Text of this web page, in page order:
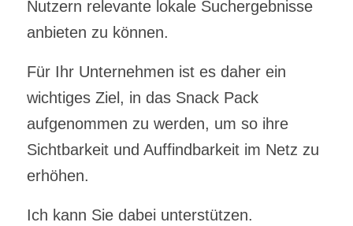
Nutzern relevante lokale Suchergebnisse
anbieten zu können.
Für Ihr Unternehmen ist es daher ein
wichtiges Ziel, in das Snack Pack
aufgenommen zu werden, um so ihre
Sichtbarkeit und Auffindbarkeit im Netz zu
erhöhen.
Ich kann Sie dabei unterstützen.